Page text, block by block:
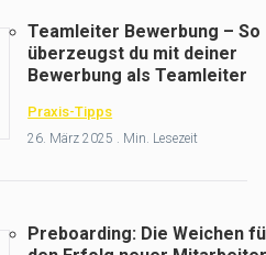
Teamleiter Bewerbung – So
überzeugst du mit deiner
Bewerbung als Teamleiter
Praxis-Tipps
26. März 2025 . Min. Lesezeit
Preboarding: Die Weichen